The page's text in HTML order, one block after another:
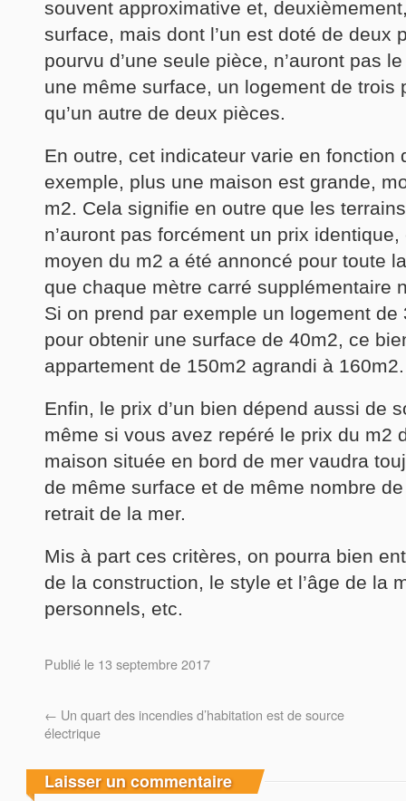
souvent approximative et,
surface, mais dont l’un est doté de deux
pourvu d’une seule pièce, n’auront pas
une même surface, un logement de trois
qu’un autre de deux pièces.
En outre, cet indicateur varie en fonction
exemple, plus une maison est grande,
m2. Cela signifie en outre que les
n’auront pas forcément un prix
moyen du m2 a été annoncé pour toute
que chaque mètre carré supplémentaire
Si on prend par exemple un logement de
pour obtenir une surface de 40m2, ce
appartement de 150m2 agrandi à 160m2.
Enfin, le prix d’un bien dépend aussi de
même si vous avez repéré le prix du m2
maison située en bord de mer vaudra
de même surface et de même nombre
retrait de la mer.
Mis à part ces critères, on pourra bien
de la construction, le style et l’âge de la
personnels, etc.
Publié le 13 septembre 2017
← Un quart des incendies d’habitation est de source
électrique
Laisser un commentaire